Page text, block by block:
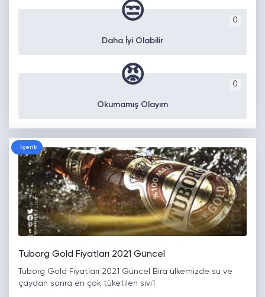
0
😒
Daha İyi Olabilir
0
😡
Okumamış Olayım
İçerik
Tuborg Gold Fiyatları 2021 Güncel
Tuborg Gold Fiyatları 2021 Güncel Bira ülkemizde su ve
çaydan sonra en çok tüketilen sıvı1